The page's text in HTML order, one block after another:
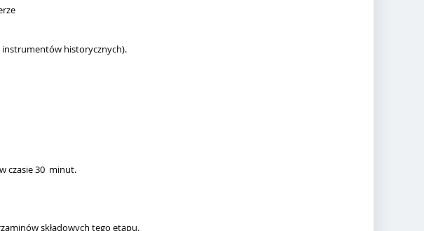
historycznych).
czasie 30 minut.
składowych tego etapu.